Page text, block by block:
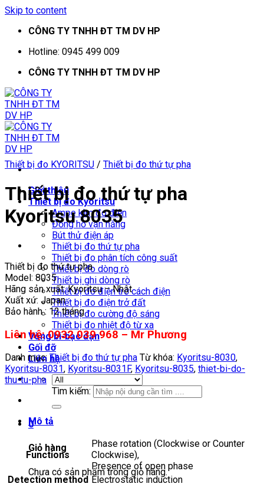
Skip to content
CÔNG TY TNHH ĐT TM DV HP
Hotline: 0945 499 009
CÔNG TY TNHH ĐT TM DV HP
Giới thiệu
Thiết bị đo Kyoritsu
Ampe kìm đo điện
Đồng hồ vạn năng
Bút thử điện áp
Thiết bị đo thứ tự pha
Thiết bị đo phân tích công suất
Thiết bị đo dòng rò
Thiết bị ghi dòng rò
Thiết bị đo điện trở cách điện
Thiết bị đo điện trở đất
Thiết bị đo cường độ sáng
Thiết bị đo nhiệt độ từ xa
Vòng bi-bạc đạn
Gối đỡ
Liên hệ
Tìm kiếm:
0
Giỏ hàng
Chưa có sản phẩm trong giỏ hàng.
Thiết bị đo KYORITSU / Thiết bị đo thứ tự pha
Thiết bị đo thứ tự pha
Kyoritsu 8035
Thiết bị đo thứ tự pha
Model: 8035
Hãng sản xuất: Kyoritsu – Nhật
Xuất xứ: Japan
Bảo hành : 12 tháng
Liên hệ: 0932 039 968 – Mr Phương
Danh mục: Thiết bị đo thứ tự pha Từ khóa: Kyoritsu-8030,
Kyoritsu-8031, Kyoritsu-8031F, Kyoritsu-8035, thiet-bi-do-
thu-tu-pha
Mô tả
Functions
Phase rotation (Clockwise or Counter
Clockwise),
Presence of open phase
Detection method Electrostatic induction